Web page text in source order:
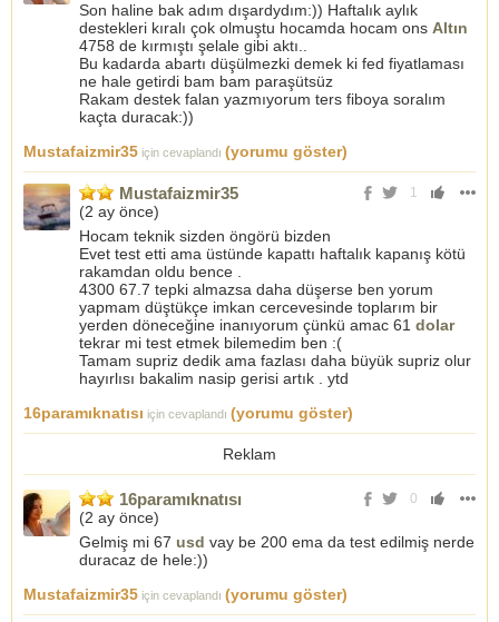
Son haline bak adım dışardydım:)) Haftalık aylık
destekleri kıralı çok olmuştu hocamda hocam ons Altın
4758 de kırmıştı şelale gibi aktı..
Bu kadarda abartı düşülmezki demek ki fed fiyatlaması
ne hale getirdi bam bam paraşütsüz
Rakam destek falan yazmıyorum ters fiboya soralım
kaçta duracak:))
Mustafaizmir35 için cevaplandı (yorumu göster)
1
Mustafaizmir35
(2 ay önce)
Hocam teknik sizden öngörü bizden
Evet test etti ama üstünde kapattı haftalık kapanış kötü
rakamdan oldu bence .
4300 67.7 tepki almazsa daha düşerse ben yorum
yapmam düştükçe imkan cercevesinde toplarım bir
yerden döneceğine inanıyorum çünkü amac 61 dolar
tekrar mi test etmek bilemedim ben :(
Tamam supriz dedik ama fazlası daha büyük supriz olur
hayırlısı bakalim nasip gerisi artık . ytd
16paramıknatısı için cevaplandı (yorumu göster)
Reklam
0
16paramıknatısı
(2 ay önce)
Gelmiş mi 67 usd vay be 200 ema da test edilmiş nerde
duracaz de hele:))
Mustafaizmir35 için cevaplandı (yorumu göster)